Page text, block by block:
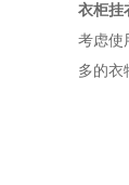
衣柜挂
考虑使
多的衣